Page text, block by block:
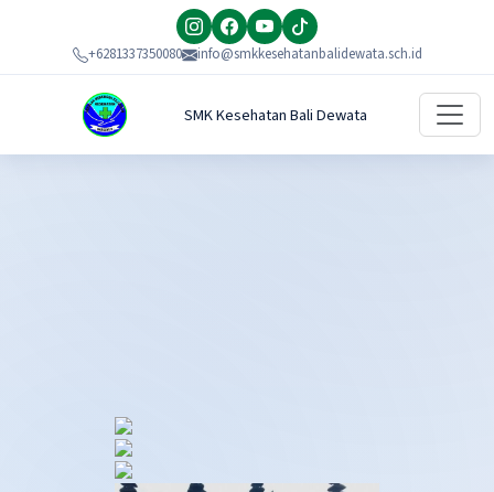
+6281337350080 info@smkkesehatanbalidewata.sch.id
SMK Kesehatan Bali Dewata